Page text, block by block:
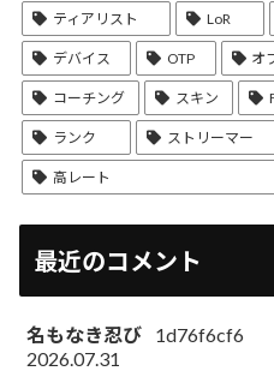
ティアリスト LoR
デバイス OTP オ
コーチング スキン
ランク ストリーマー
高レート
最近のコメント
名もなき忍び
1d76f6cf6
2026.07.31